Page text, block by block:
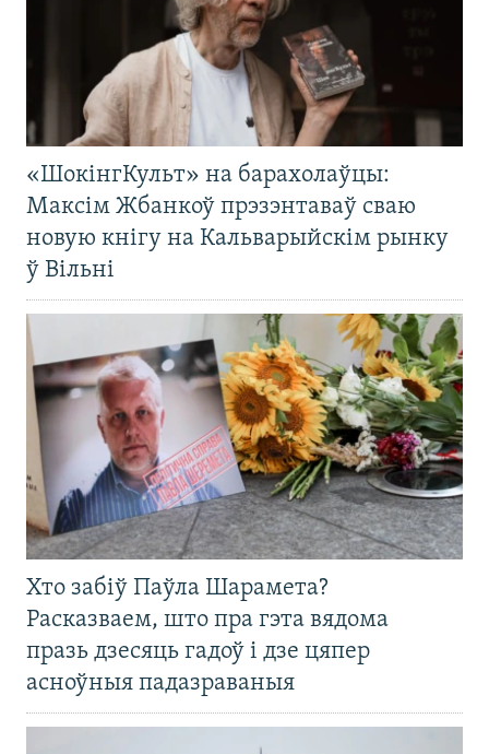
«ШокінгКульт» на барахолаўцы:
Максім Жбанкоў прэзэнтаваў сваю
новую кнігу на Кальварыйскім рынку
ў Вільні
Хто забіў Паўла Шарамета?
Расказваем, што пра гэта вядома
празь дзесяць гадоў і дзе цяпер
асноўныя падазраваныя